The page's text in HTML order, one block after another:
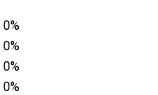
0%
0%
0%
0%